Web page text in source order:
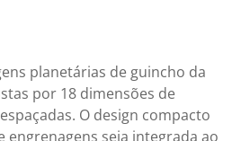
planetárias de guincho da
por 18 dimensões de
O design compacto
engrenagens seja integrada ao